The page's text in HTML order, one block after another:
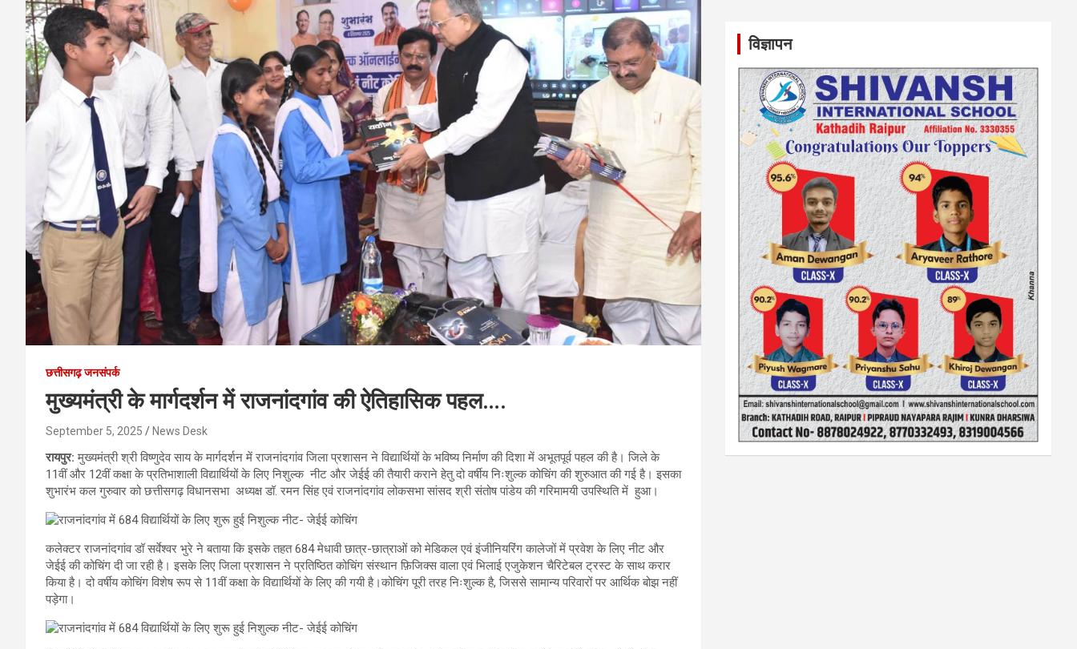
छत्तीसगढ़ जनसंपर्क
मुख्यमंत्री के मार्गदर्शन में राजनांदगांव की ऐतिहासिक पहल….
September 5, 2025 News Desk
रायपुर:मुख्यमंत्री श्री विष्णुदेव साय के मार्गदर्शन में राजनांदगांव जिला प्रशासन ने विद्यार्थियों के भविष्य निर्माण की दिशा में अभूतपूर्व पहल की है। जिले के
11वीं और 12वीं कक्षा के प्रतिभाशाली विद्यार्थियों के लिए निशुल्क नीट और जेईई की तैयारी कराने हेतु दो वर्षीय निःशुल्क कोचिंग की शुरुआत की गई है। इसका
शुभारंभ कल गुरुवार को छत्तीसगढ़ विधानसभा अध्यक्ष डॉ. रमन सिंह एवं राजनांदगांव लोकसभा सांसद श्री संतोष पांडेय की गरिमामयी उपस्थिति में हुआ।
कलेक्टर राजनांदगांव डॉ सर्वेश्वर भुरे ने बताया कि इसके तहत 684 मेधावी छात्र-छात्राओं को मेडिकल एवं इंजीनियरिंग कालेजों में प्रवेश के लिए नीट और
जेईई की कोचिंग दी जा रही है। इसके लिए जिला प्रशासन ने प्रतिष्ठित कोचिंग संस्थान फ़िजिक्स वाला एवं भिलाई एजुकेशन चैरिटेबल ट्रस्ट के साथ करार
किया है। दो वर्षीय कोचिंग विशेष रूप से 11वीं कक्षा के विद्यार्थियों के लिए की गयी है।कोचिंग पूरी तरह निःशुल्क है, जिससे सामान्य परिवारों पर आर्थिक बोझ नहीं
पड़ेगा।
विज्ञापन